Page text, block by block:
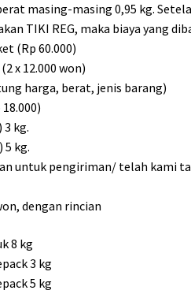
masing-masing 0,95 kg.
TIKI REG, maka biaya yang
(Rp 60.000)
x 12.000 won)
harga, berat, jenis barang)
kg.
5 kg.
untuk pengiriman/ telah kami
dengan rincian
8 kg
3 kg
5 kg